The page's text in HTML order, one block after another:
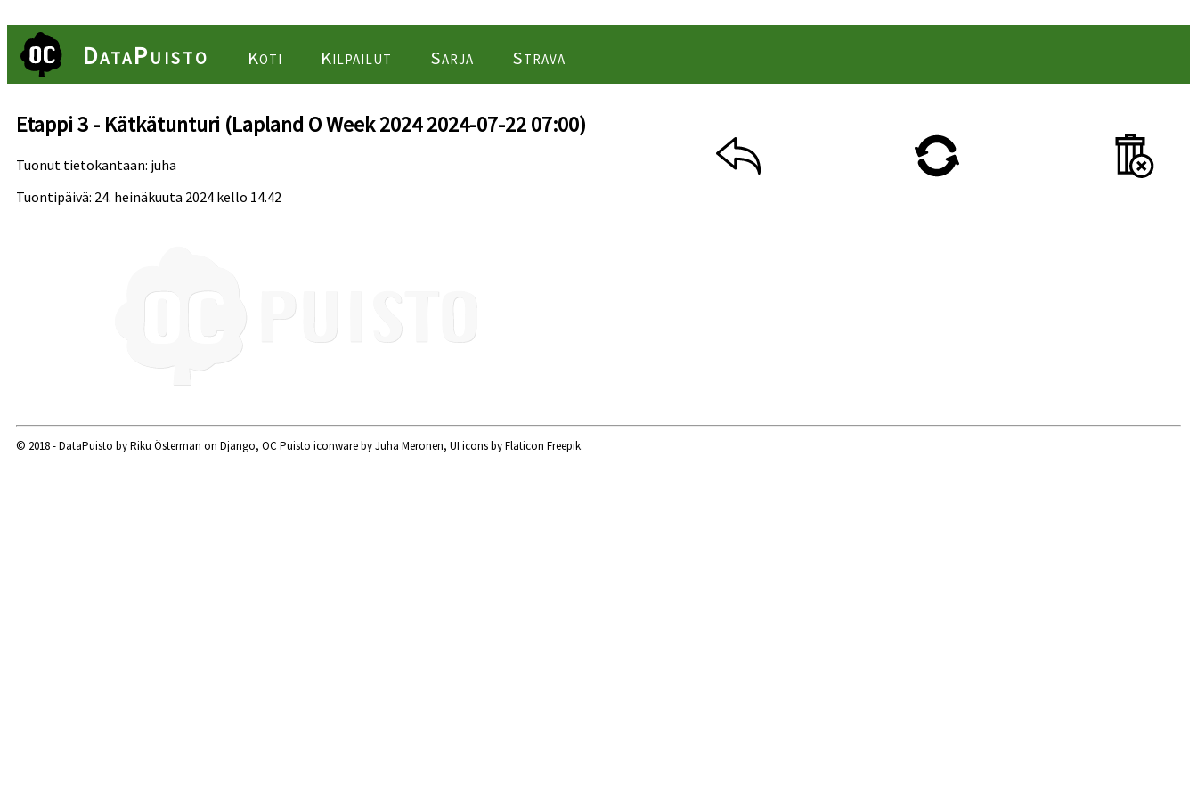
DataPuisto Koti Kilpailut Sarja Strava
Etappi 3 - Kätkätunturi (Lapland O Week 2024 2024-07-22 07:00)
Tuonut tietokantaan: juha
Tuontipäivä: 24. heinäkuuta 2024 kello 14.42
© 2018 - DataPuisto by Riku Österman on Django, OC Puisto iconware by Juha Meronen, UI icons by Flaticon Freepik.